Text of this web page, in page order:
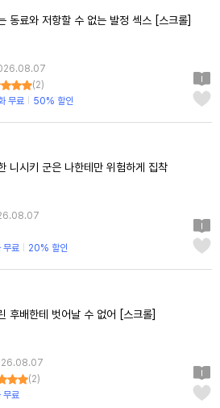
동료와 저항할 수 없는 발정 섹스 [스크롤]
(2)
무료 50% 할인
니시키 군은 나한테만 위험하게 집착
무료 20% 할인
후배한테 벗어날 수 없어 [스크롤]
(2)
무료